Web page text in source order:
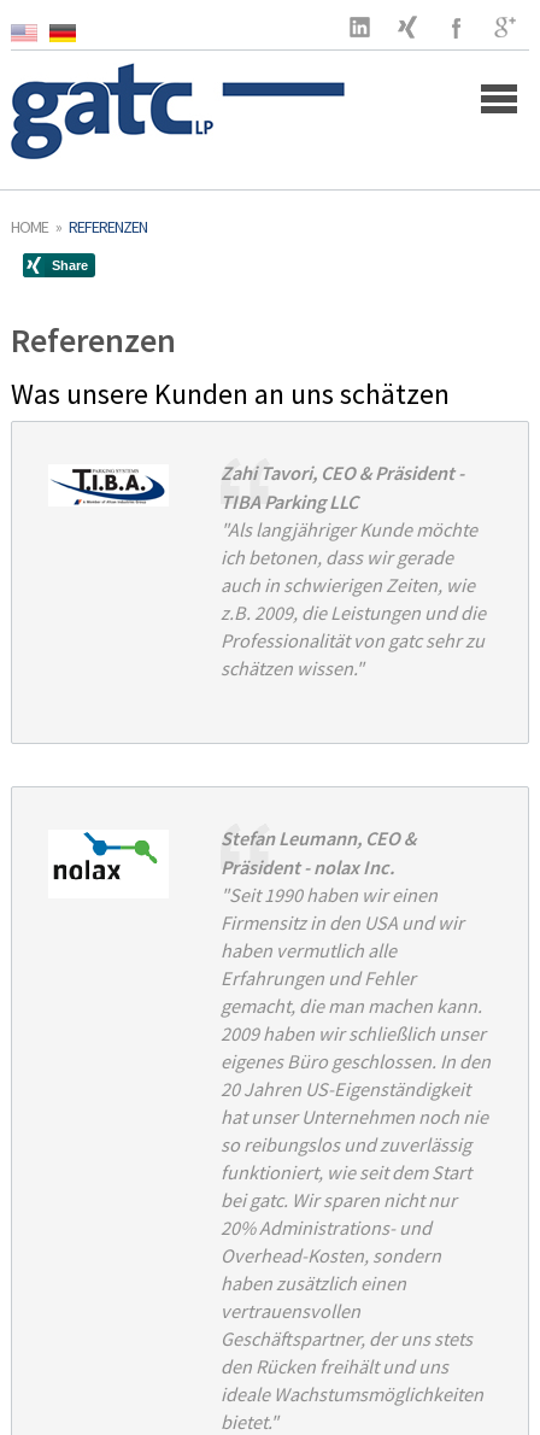
Unternehmen
Kunden
Leistungen
Aktuelles
HOME » REFERENZEN
Referenzen
Was unsere Kunden an uns schätzen
Zahi Tavori, CEO & Präsident -
TIBA Parking LLC
"Als langjähriger Kunde möchte
ich betonen, dass wir gerade
auch in schwierigen Zeiten, wie
z.B. 2009, die Leistungen und die
Professionalität von gatc sehr zu
schätzen wissen."
Stefan Leumann, CEO &
Präsident - nolax Inc.
"Seit 1990 haben wir einen
Firmensitz in den USA und wir
haben vermutlich alle
Erfahrungen und Fehler
gemacht, die man machen kann.
2009 haben wir schließlich unser
eigenes Büro geschlossen. In den
20 Jahren US-Eigenständigkeit
hat unser Unternehmen noch nie
so reibungslos und zuverlässig
funktioniert, wie seit dem Start
bei gatc. Wir sparen nicht nur
20% Administrations- und
Overhead-Kosten, sondern
haben zusätzlich einen
vertrauensvollen
Geschäftspartner, der uns stets
den Rücken freihält und uns
ideale Wachstumsmöglichkeiten
bietet."